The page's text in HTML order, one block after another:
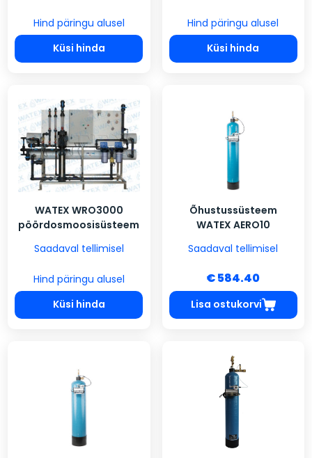
Hind päringu alusel
Küsi hinda
Hind päringu alusel
Küsi hinda
WATEX WRO3000
pöördosmoosisüsteem
Saadaval tellimisel
Hind päringu alusel
Küsi hinda
Õhustussüsteem
WATEX AERO10
Saadaval tellimisel
€ 584.40
Lisa ostukorvi